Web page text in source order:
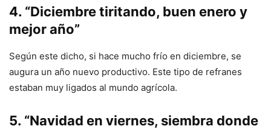
4. “Diciembre tiritando, buen enero y
mejor año”
Según este dicho, si hace mucho frío en diciembre, se
augura un año nuevo productivo. Este tipo de refranes
estaban muy ligados al mundo agrícola.
5. “Navidad en viernes, siembra donde